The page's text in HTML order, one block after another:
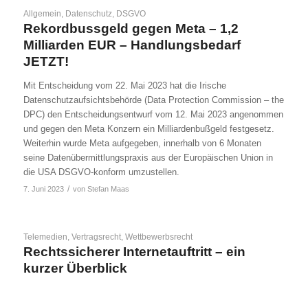
Allgemein Datenschutz, DSGVO
Rekordbussgeld gegen Meta – 1,2
Milliarden EUR – Handlungsbedarf
JETZT!
Mit Entscheidung vom 22. Mai 2023 hat die Irische
Datenschutzaufsichtsbehörde (Data Protection Commission – the
DPC) den Entscheidungsentwurf vom 12. Mai 2023 angenommen
und gegen den Meta Konzern ein Milliardenbußgeld festgesetz.
Weiterhin wurde Meta aufgegeben, innerhalb von 6 Monaten
seine Datenübermittlungspraxis aus der Europäischen Union in
die USA DSGVO-konform umzustellen.
7. Juni 2023 / von Stefan Maas
Telemedien Vertragsrecht, Wettbewerbsrecht
Rechtssicherer Internetauftritt – ein
kurzer Überblick